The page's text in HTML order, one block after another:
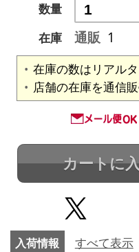
数量
在庫
通販 1
在庫の数はリアル
店舗の在庫を通信
カートに
入荷情報 すべて表示